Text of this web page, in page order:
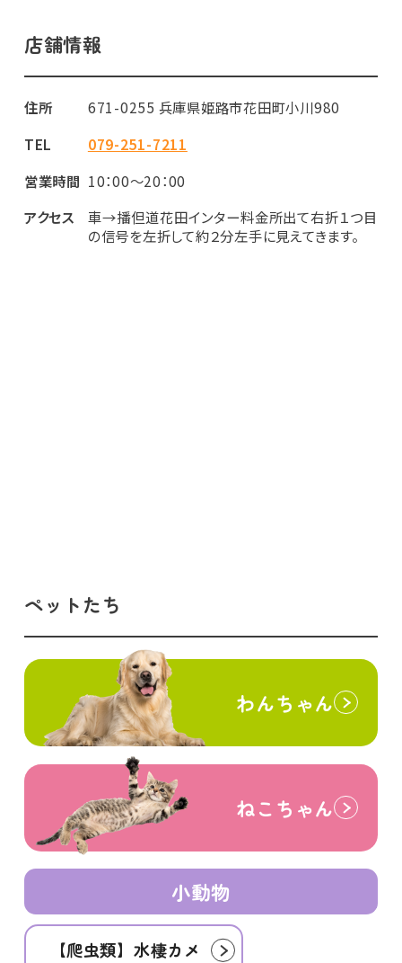
店舗情報
住所
671-0255 兵庫県姫路市花田町小川980
TEL
079-251-7211
営業時間 10：00～20：00
アクセス
車→播但道花田インター料金所出て右折１つ目
の信号を左折して約２分左手に見えてきます。
ペットたち
わんちゃん
ねこちゃん
小動物
【爬虫類】水棲カメ